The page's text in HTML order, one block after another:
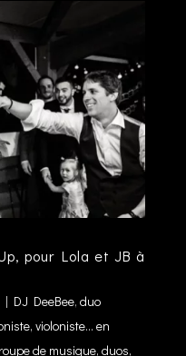
pour Lola et JB à
| DJ DeeBee, duo
violoniste... en
de musique, duos,